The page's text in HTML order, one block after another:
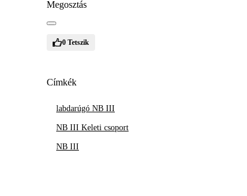
Megosztás
0 Tetszik
Címkék
labdarúgó NB III
NB III Keleti csoport
NB III